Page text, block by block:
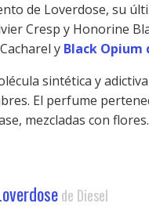
de Loverdose, su
Cresp y Honorine
y Black Opium
sintética y
El perfume
mezcladas con
de Diesel